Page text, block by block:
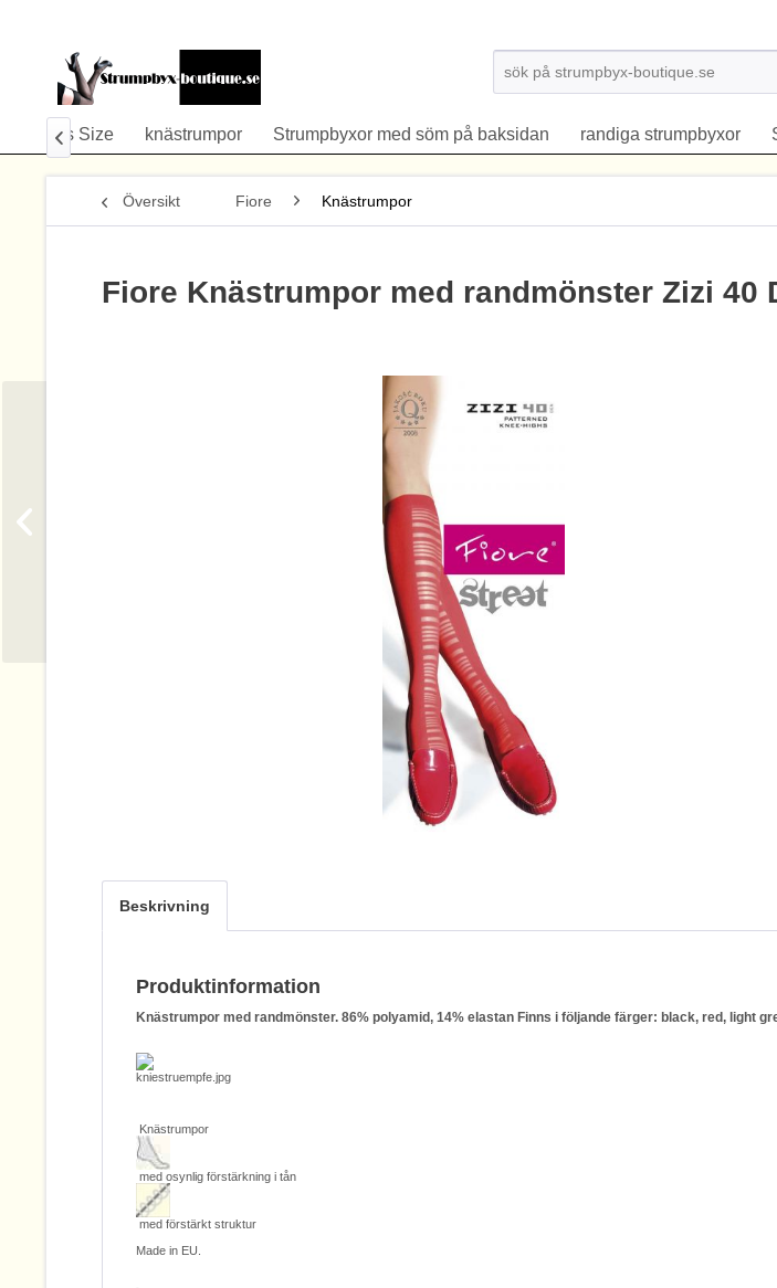
Plus Size knästrumpor Strumpbyxor med söm på baksidan randiga strumpbyxor

Översikt Fiore Knästrumpor
Fiore Knästrumpor med randmönster Zizi 40
Beskrivning
Produktinformation
Knästrumpor med randmönster. 86% polyamid, 14% elastan Finns i följande färger: black, red, light
Knästrumpor
med osynlig förstärkning i tån
med förstärkt struktur
Made in EU.